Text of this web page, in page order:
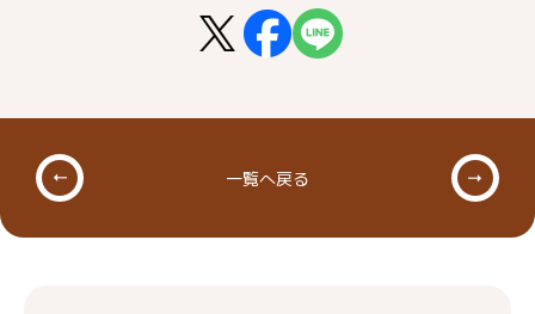
一覧へ戻る